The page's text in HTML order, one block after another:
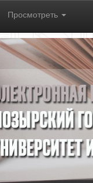
Просмотреть